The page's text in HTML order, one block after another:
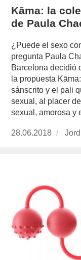
Kāma: la
de Paula
¿Puede el sexo
pregunta Paula
Barcelona decidió
la propuesta
sánscrito y el pali
sexual, al placer
sexual, amorosa y
Publicado
28.06.2018